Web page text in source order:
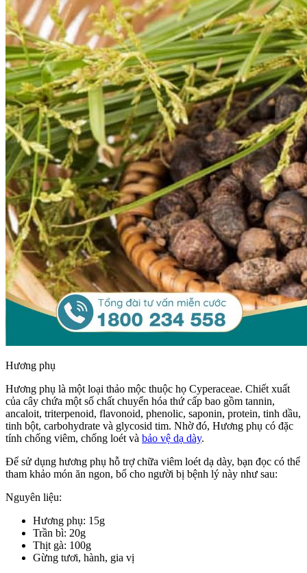
Hương phụ
Hương phụ là một loại thảo mộc thuộc họ Cyperaceae. Chiết xuất
của cây chứa một số chất chuyển hóa thứ cấp bao gồm tannin,
ancaloit, triterpenoid, flavonoid, phenolic, saponin, protein, tinh dầu,
tinh bột, carbohydrate và glycosid tim. Nhờ đó, Hương phụ có đặc
tính chống viêm, chống loét và bảo vệ dạ dày.
Để sử dụng hương phụ hỗ trợ chữa viêm loét dạ dày, bạn đọc có thể
tham khảo món ăn ngon, bổ cho người bị bệnh lý này như sau:
Nguyên liệu:
Hương phụ: 15g
Trần bì: 20g
Thịt gà: 100g
Gừng tươi, hành, gia vị